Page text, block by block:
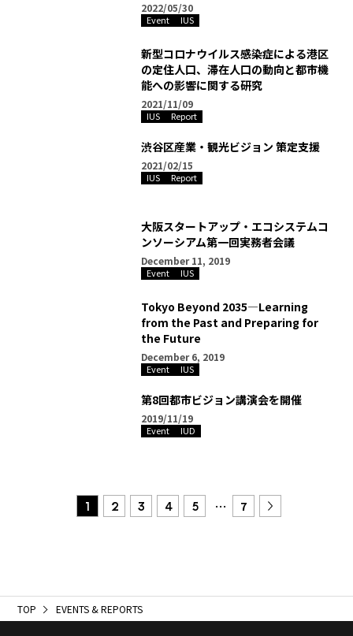
2022/05/30
Event IUS
新型コロナウイルス感染症による港区
の定住人口、滞在人口の動向と都市機
能への影響に関する研究
2021/11/09
IUS Report
渋谷区産業・観光ビジョン 策定支援
2021/02/15
IUS Report
大阪スタートアップ・エコシステムコ
ンソーシアム第一回実務者会議
December 11, 2019
Event IUS
Tokyo Beyond 2035—Learning
from the Past and Preparing for
the Future
December 6, 2019
Event IUS
第8回都市ビジョン講演会を開催
2019/11/19
Event IUD
1 2 3 4 5 … 7
TOP EVENTS & REPORTS